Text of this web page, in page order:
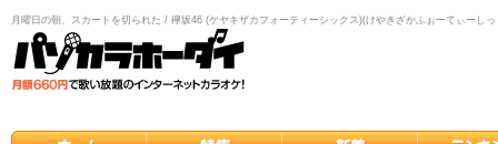
月曜日の朝、スカートを切られた / 欅坂46 (ケヤキザカフォーティーシックス)(けやきざかふぉーてぃーし